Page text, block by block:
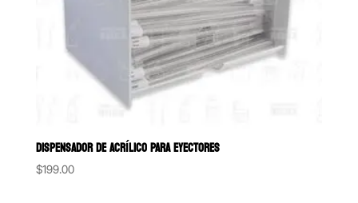
DISPENSADOR DE ACRÍLICO PARA EYECTORES
$199.00